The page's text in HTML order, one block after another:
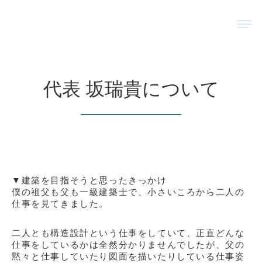
メ
ニ
代表 坂瑞貴について
▼建築を目指そうと思ったきっかけ
僕の祖父も父も一級建築士で、小さいころから二人の
仕事を見てきました。
二人とも構造設計という仕事をしていて、正直どんな
仕事をしているかは全然分かりませんでしたが、父の
黙々と仕事していたり図面を描いたりしている 仕事姿